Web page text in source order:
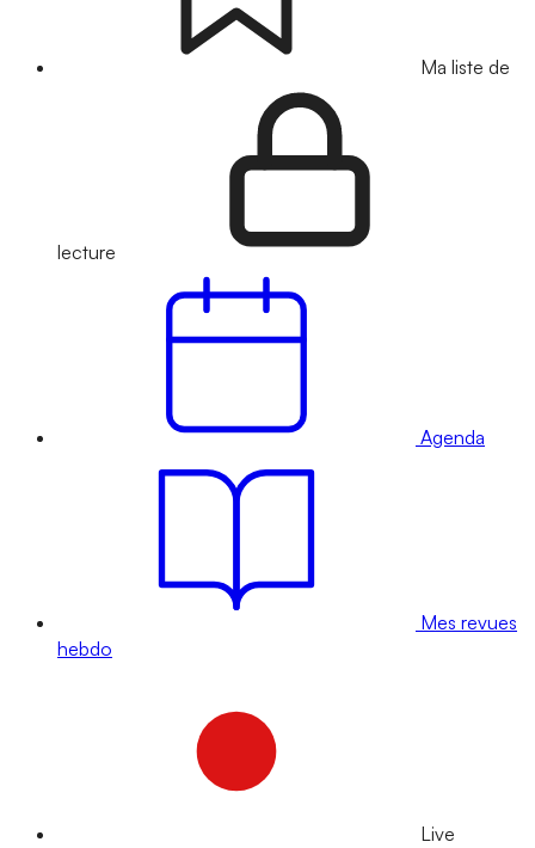
Ma liste de
lecture
Agenda
Mes revues
hebdo
Live